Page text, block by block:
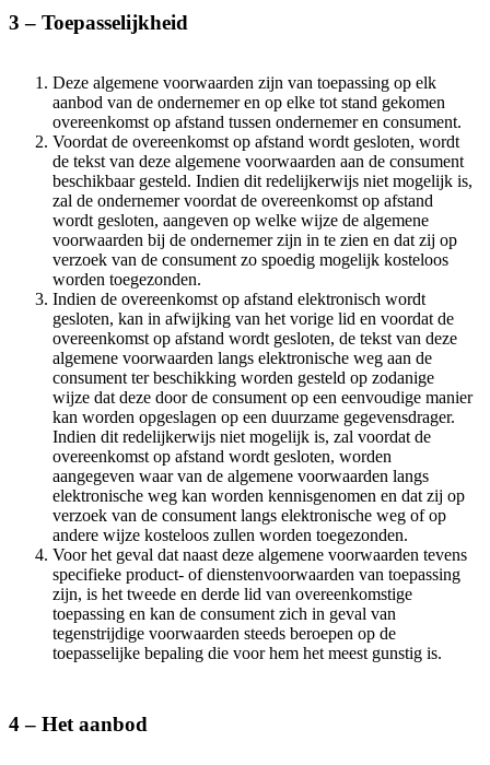
3 – Toepasselijkheid
Deze algemene voorwaarden zijn van toepassing op elk
aanbod van de ondernemer en op elke tot stand gekomen
overeenkomst op afstand tussen ondernemer en consument.
Voordat de overeenkomst op afstand wordt gesloten, wordt
de tekst van deze algemene voorwaarden aan de consument
beschikbaar gesteld. Indien dit redelijkerwijs niet mogelijk is,
zal de ondernemer voordat de overeenkomst op afstand
wordt gesloten, aangeven op welke wijze de algemene
voorwaarden bij de ondernemer zijn in te zien en dat zij op
verzoek van de consument zo spoedig mogelijk kosteloos
worden toegezonden.
Indien de overeenkomst op afstand elektronisch wordt
gesloten, kan in afwijking van het vorige lid en voordat de
overeenkomst op afstand wordt gesloten, de tekst van deze
algemene voorwaarden langs elektronische weg aan de
consument ter beschikking worden gesteld op zodanige
wijze dat deze door de consument op een eenvoudige manier
kan worden opgeslagen op een duurzame gegevensdrager.
Indien dit redelijkerwijs niet mogelijk is, zal voordat de
overeenkomst op afstand wordt gesloten, worden
aangegeven waar van de algemene voorwaarden langs
elektronische weg kan worden kennisgenomen en dat zij op
verzoek van de consument langs elektronische weg of op
andere wijze kosteloos zullen worden toegezonden.
Voor het geval dat naast deze algemene voorwaarden tevens
specifieke product- of dienstenvoorwaarden van toepassing
zijn, is het tweede en derde lid van overeenkomstige
toepassing en kan de consument zich in geval van
tegenstrijdige voorwaarden steeds beroepen op de
toepasselijke bepaling die voor hem het meest gunstig is.
4 – Het aanbod